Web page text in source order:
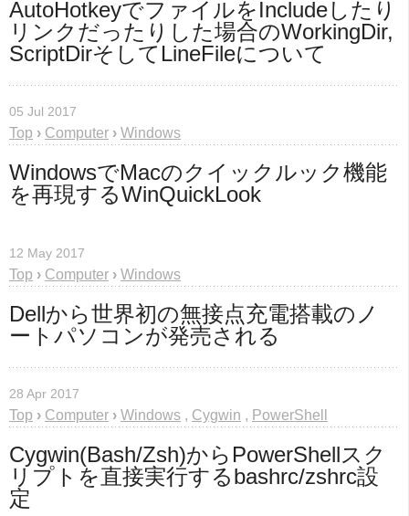
AutoHotkeyでファイルをIncludeしたり
リンクだったりした場合のWorkingDir,
ScriptDirそしてLineFileについて
05 Jul 2017
Top › Computer › Windows
WindowsでMacのクイックルック機能
を再現するWinQuickLook
12 May 2017
Top › Computer › Windows
Dellから世界初の無接点充電搭載のノ
ートパソコンが発売される
28 Apr 2017
Top › Computer › Windows , Cygwin , PowerShell
Cygwin(Bash/Zsh)からPowerShellスク
リプトを直接実行するbashrc/zshrc設
定